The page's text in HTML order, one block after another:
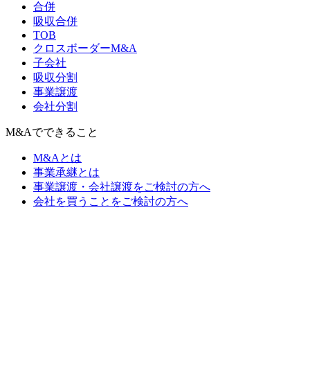
合併
吸収合併
TOB
クロスボーダーM&A
子会社
吸収分割
事業譲渡
会社分割
M&Aでできること
M&Aとは
事業承継とは
事業譲渡・会社譲渡をご検討の方へ
会社を買うことをご検討の方へ